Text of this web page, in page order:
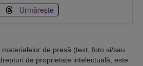
Urmărește
de presă (text, foto si/sau
de proprietate intelectuală, este